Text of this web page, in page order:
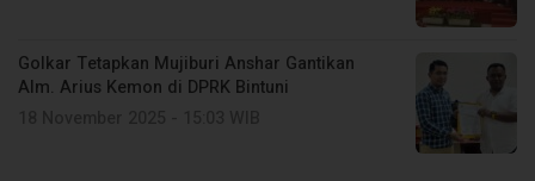
Golkar Tetapkan Mujiburi Anshar Gantikan
Alm. Arius Kemon di DPRK Bintuni